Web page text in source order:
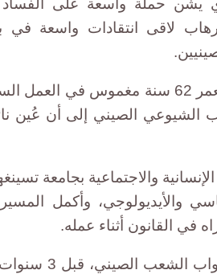
يشن حملة واسعة على
لاقى انتقادات واسعة
شي جين بينغ البالغ من العمر 62 سنة
الصيني إلى أن عُين
والاجتماعية بجامعة
والأيديولوجي، وأكمل
في القانون أثناء عمله.